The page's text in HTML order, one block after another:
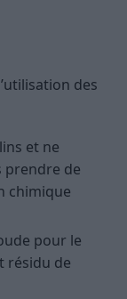
des
et ne
prendre de
chimique
pour le
résidu de